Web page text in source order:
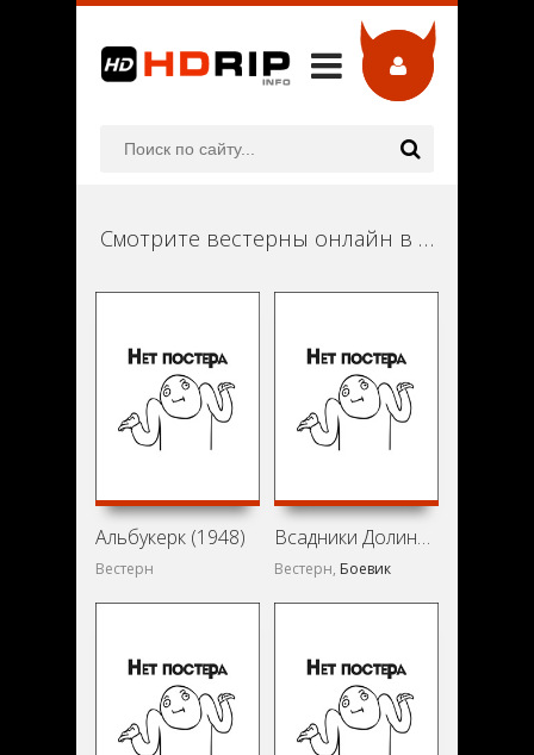
Смотрите вестерны онлайн в хорошем качестве
Альбукерк (1948)
Вестерн
Всадники Долины смерти (1941)
Вестерн, Боевик